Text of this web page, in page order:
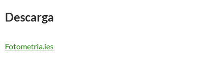
Descarga
Fotometria.ies